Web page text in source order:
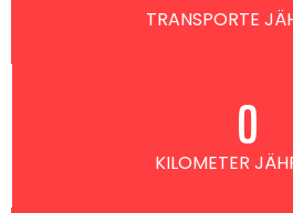
TRANSPORTE
KILOMETER
0